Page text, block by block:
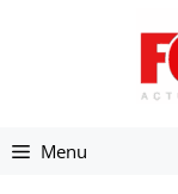
Menu